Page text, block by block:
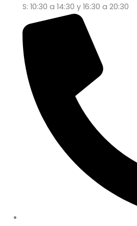
S: 10:30 a 14:30 y 16:30 a 20:30